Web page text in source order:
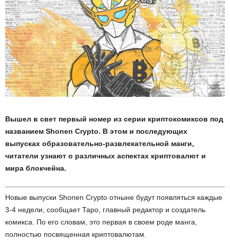
Вышел в свет первый номер из серии криптокомиксов под
названием Shonen Crypto. В этом и последующих
выпусках образовательно-развлекательной манги,
читатели узнают о различных аспектах криптовалют и
мира блокчейна.
Новые выпуски Shonen Crypto отныне будут появляться каждые
3-4 недели, сообщает Таро, главный редактор и создатель
комикса. По его словам, это первая в своем роде манга,
полностью посвященная криптовалютам.